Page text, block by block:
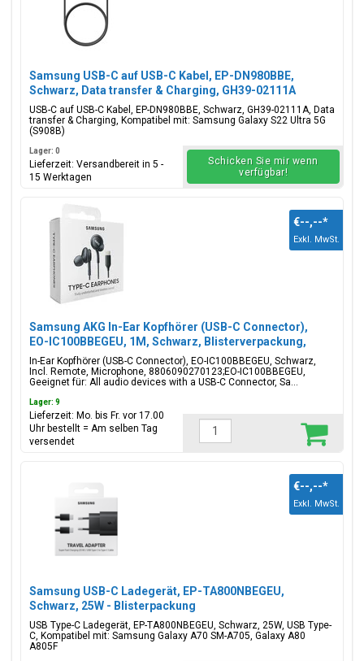
Samsung USB-C auf USB-C Kabel, EP-DN980BBE,
Schwarz, Data transfer & Charging, GH39-02111A
USB-C auf USB-C Kabel, EP-DN980BBE, Schwarz, GH39-02111A, Data
transfer & Charging, Kompatibel mit: Samsung Galaxy S22 Ultra 5G
(S908B)
Lager: 0
Lieferzeit: Versandbereit in 5 -
15 Werktagen
Schicken Sie mir wenn
verfügbar!
Samsung AKG In-Ear Kopfhörer (USB-C Connector),
EO-IC100BBEGEU, 1M, Schwarz, Blisterverpackung,
8806090270123;EO-IC100BBEGEU
In-Ear Kopfhörer (USB-C Connector), EO-IC100BBEGEU, Schwarz,
Incl. Remote, Microphone, 8806090270123;EO-IC100BBEGEU,
Geeignet für: All audio devices with a USB-C Connector, Sa...
€--,--*
Exkl. MwSt.
Lager: 9
Lieferzeit: Mo. bis Fr. vor 17.00
Uhr bestellt = Am selben Tag
versendet
Samsung USB-C Ladegerät, EP-TA800NBEGEU,
Schwarz, 25W - Blisterpackung
USB Type-C Ladegerät, EP-TA800NBEGEU, Schwarz, 25W, USB Type-
C, Kompatibel mit: Samsung Galaxy A70 SM-A705, Galaxy A80
A805F
€--,--*
Exkl. MwSt.